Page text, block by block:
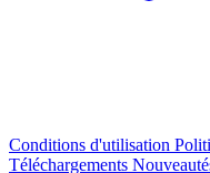
Conditions d'utilisation
Téléchargements